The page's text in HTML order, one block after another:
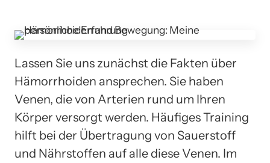
Lassen Sie uns zunächst die Fakten über
Hämorrhoiden ansprechen. Sie haben
Venen, die von Arterien rund um Ihren
Körper versorgt werden. Häufiges Training
hilft bei der Übertragung von Sauerstoff
und Nährstoffen auf alle diese Venen. Im